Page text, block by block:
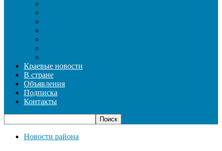
Краевые новости
В стране
Объявления
Подписка
Контакты
Новости района